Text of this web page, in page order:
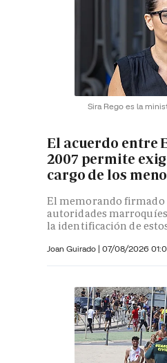
Sira Rego es la
El acuerdo entre
2007 permite
cargo de los
El memorando firmado
autoridades
la identificación de
Joan Guirado | 07/08/2026